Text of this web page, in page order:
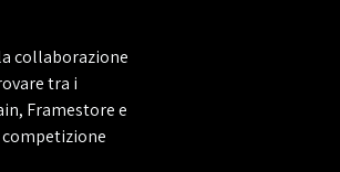
collaborazione
tra i
Framestore e